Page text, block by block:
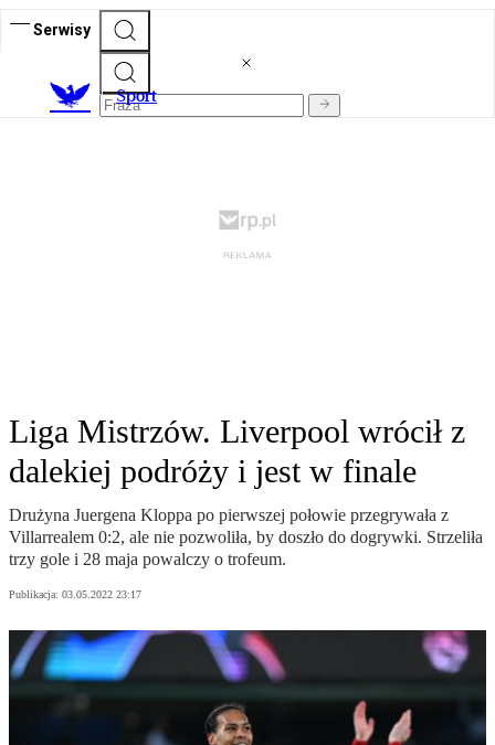
Serwisy
Sport
Liga Mistrzów. Liverpool wrócił z
dalekiej podróży i jest w finale
Drużyna Juergena Kloppa po pierwszej połowie przegrywała z
Villarrealem 0:2, ale nie pozwoliła, by doszło do dogrywki. Strzeliła
trzy gole i 28 maja powalczy o trofeum.
Publikacja: 03.05.2022 23:17